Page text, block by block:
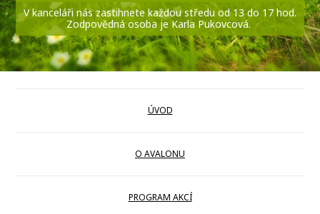
V kanceláři nás zastihnete každou středu od 13 do 17 hod.
Zodpovědná osoba je Karla Pukovcová.
ÚVOD
O AVALONU
PROGRAM AKCÍ